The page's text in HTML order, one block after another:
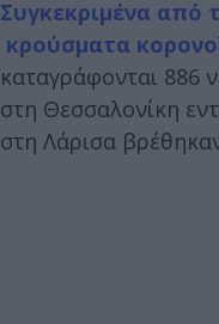
Συγκεκριμένα από
κρούσματα
καταγράφονται 886
στη Θεσσαλονίκη
στη Λάρισα